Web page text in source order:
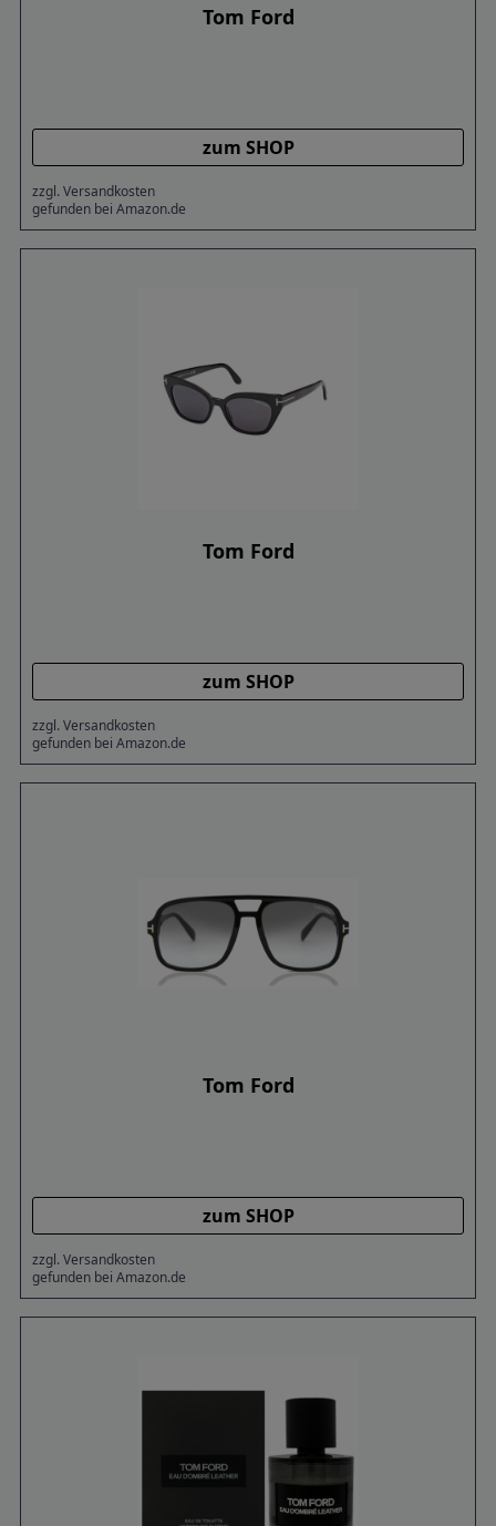
Tom Ford
zum SHOP
zzgl. Versandkosten
gefunden bei Amazon.de
Tom Ford
zum SHOP
zzgl. Versandkosten
gefunden bei Amazon.de
Tom Ford
zum SHOP
zzgl. Versandkosten
gefunden bei Amazon.de